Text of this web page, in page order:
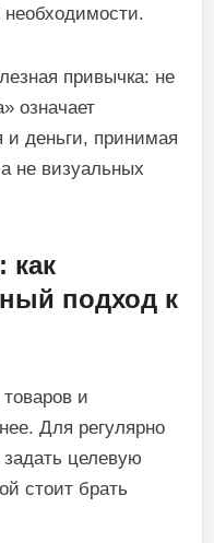
привычка: не
означает
деньги, принимая
не визуальных
как
подход к
и
Для регулярно
целевую
стоит брать